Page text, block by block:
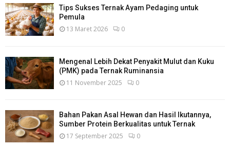
Tips Sukses Ternak Ayam Pedaging untuk
Pemula
13 Maret 2026 0
Mengenal Lebih Dekat Penyakit Mulut dan Kuku
(PMK) pada Ternak Ruminansia
11 November 2025 0
Bahan Pakan Asal Hewan dan Hasil Ikutannya,
Sumber Protein Berkualitas untuk Ternak
17 September 2025 0